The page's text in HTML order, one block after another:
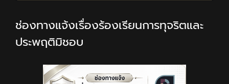
ช่องทางแจ้งเรื่องร้องเรียนการทุจริตและ
ประพฤติมิชอบ